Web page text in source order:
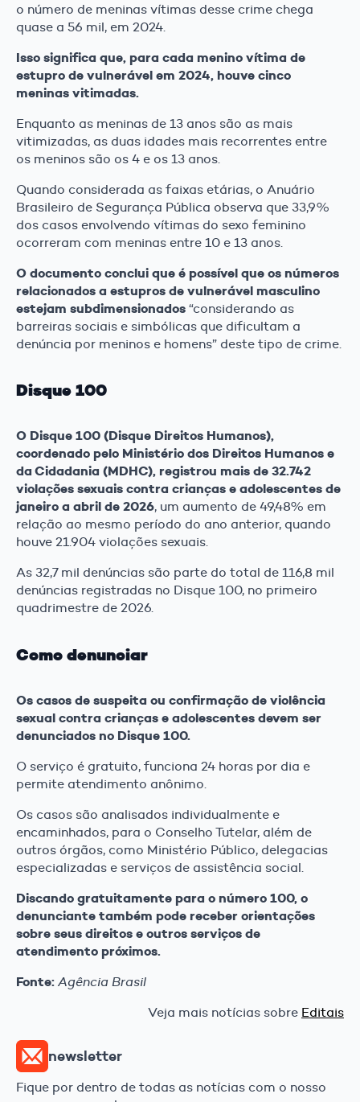
o número de meninas vítimas desse crime chega
quase a 56 mil, em 2024.
Isso significa que, para cada menino vítima de
estupro de vulnerável em 2024, houve cinco
meninas vitimadas.
Enquanto as meninas de 13 anos são as mais
vitimizadas, as duas idades mais recorrentes entre
os meninos são os 4 e os 13 anos.
Quando considerada as faixas etárias, o Anuário
Brasileiro de Segurança Pública observa que 33,9%
dos casos envolvendo vítimas do sexo feminino
ocorreram com meninas entre 10 e 13 anos.
O documento conclui que é possível que os números
relacionados a estupros de vulnerável masculino
estejam subdimensionados “considerando as
barreiras sociais e simbólicas que dificultam a
denúncia por meninos e homens” deste tipo de crime.
Disque 100
O Disque 100 (Disque Direitos Humanos),
coordenado pelo Ministério dos Direitos Humanos e
da Cidadania (MDHC), registrou mais de 32.742
violações sexuais contra crianças e adolescentes de
janeiro a abril de 2026, um aumento de 49,48% em
relação ao mesmo período do ano anterior, quando
houve 21.904 violações sexuais.
As 32,7 mil denúncias são parte do total de 116,8 mil
denúncias registradas no Disque 100, no primeiro
quadrimestre de 2026.
Como denunciar
Os casos de suspeita ou confirmação de violência
sexual contra crianças e adolescentes devem ser
denunciados no Disque 100.
O serviço é gratuito, funciona 24 horas por dia e
permite atendimento anônimo.
Os casos são analisados individualmente e
encaminhados, para o Conselho Tutelar, além de
outros órgãos, como Ministério Público, delegacias
especializadas e serviços de assistência social.
Discando gratuitamente para o número 100, o
denunciante também pode receber orientações
sobre seus direitos e outros serviços de
atendimento próximos.
Fonte: Agência Brasil
Veja mais notícias sobre Editais
newsletter
Fique por dentro de todas as notícias com o nosso